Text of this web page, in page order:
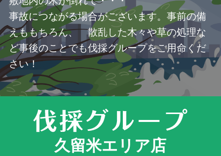
事故につながる場合がございます。事前の備
えももちろん、 散乱した木々や草の処理な
ど事後のことでも伐採グループをご用命くだ
さい！
久留米エリア店